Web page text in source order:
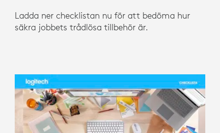
Ladda ner checklistan nu för att bedöma hur
säkra jobbets trådlösa tillbehör är.